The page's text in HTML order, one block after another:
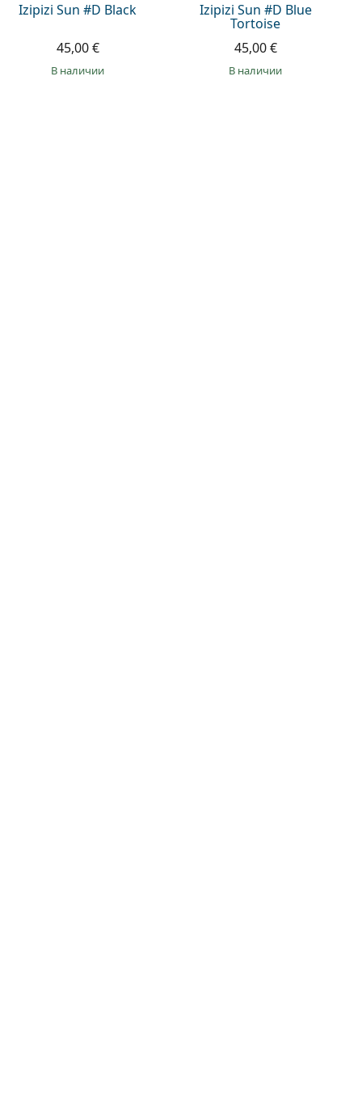
Izipizi Sun #D Black
45,00 €
в наличии
Izipizi Sun #D Blue
Tortoise
45,00 €
в наличии